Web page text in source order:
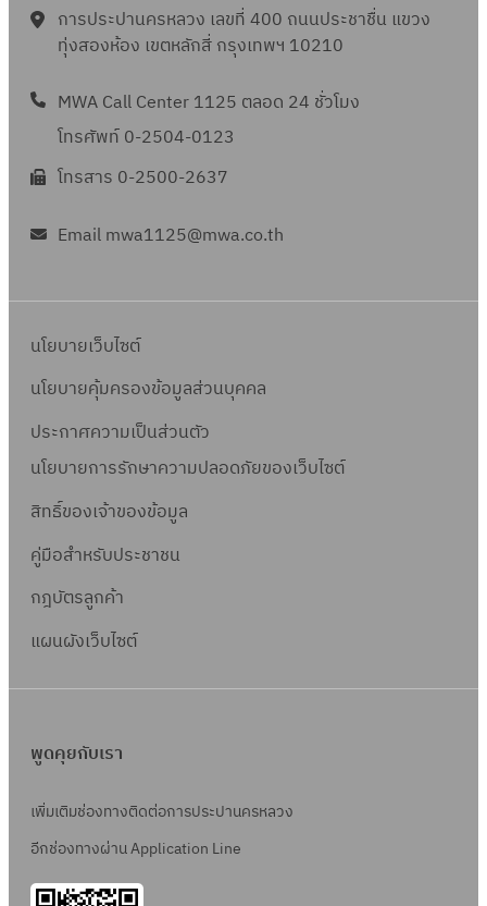
การประปานครหลวง เลขที่ 400 ถนนประชาชื่น แขวง
ทุ่งสองห้อง เขตหลักสี่ กรุงเทพฯ 10210
MWA Call Center 1125 ตลอด 24 ชั่วโมง
โทรศัพท์ 0-2504-0123
โทรสาร 0-2500-2637
Email mwa1125@mwa.co.th
นโยบายเว็บไซต์
นโยบายคุ้มครองข้อมูลส่วนบุคคล
ประกาศความเป็นส่วนตัว
นโยบายการรักษาความปลอดภัยของเว็บไซต์
สิทธิ์ของเจ้าของข้อมูล
คู่มือสำหรับประชาชน
กฎบัตรลูกค้า
แผนผังเว็บไซต์
พูดคุยกับเรา
เพิ่มเติมช่องทางติดต่อการประปานครหลวง
อีกช่องทางผ่าน Application Line